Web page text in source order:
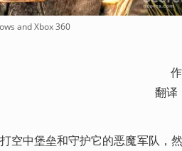
and Xbox 360
翻译
空中堡垒和守护它的恶魔军队，